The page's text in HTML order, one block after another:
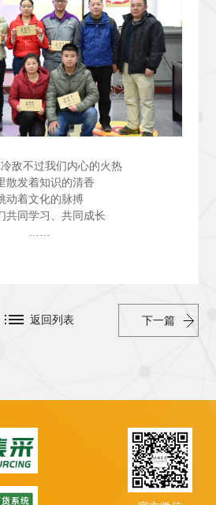
敌不过我们内心的火热
散发着知识的清香
动着文化的脉搏
共同学习、共同成长
下一篇
返回列表